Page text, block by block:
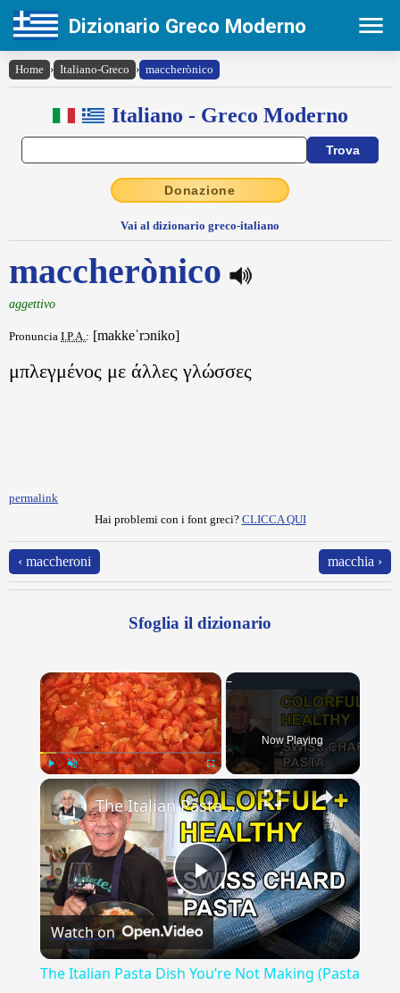
Dizionario Greco Moderno
Home › Italiano-Greco › maccherònico
Italiano - Greco Moderno
Donazione
Vai al dizionario greco-italiano
maccherònico
aggettivo
Pronuncia I.P.A.: [makkeˈrɔniko]
μπλεγμένος με άλλες γλώσσες
permalink
Hai problemi con i font greci? CLICCA QUI
‹ maccheroni macchia ›
Sfoglia il dizionario
×
Unmute Fullscreen
Now Playing
×
Play
Video
The Italian Pasta Dish You’re Not Making (Pasta with Swiss Chard)
Watch on
The Italian Pasta Dish You’re Not Making (Pasta